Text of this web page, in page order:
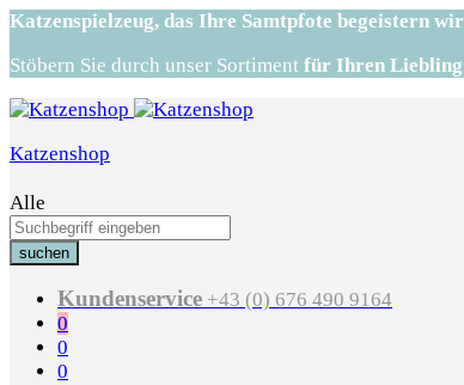
Katzenspielzeug, das Ihre Samtpfote begeistern
Stöbern Sie durch unser Sortiment für Ihren
Katzenshop
Alle
suchen
Kundenservice +43 (0) 676 490 9164
0
0
0